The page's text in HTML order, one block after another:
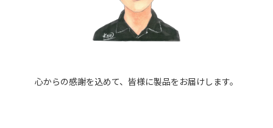
心からの感謝を込めて、皆様に製品をお届けします。